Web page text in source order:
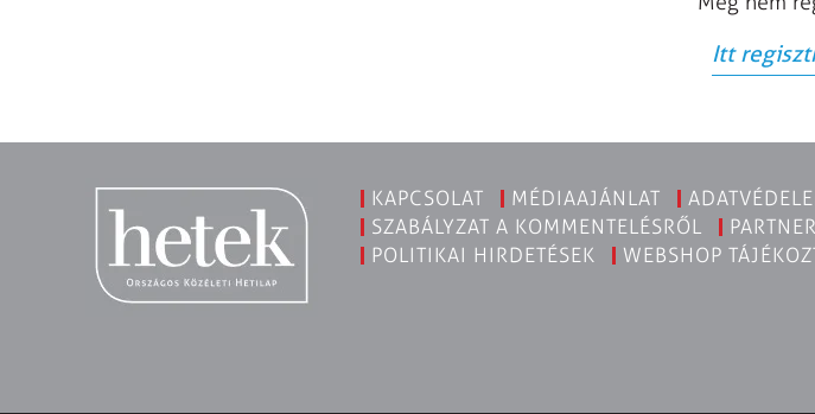
Itt
KAPCSOLAT MÉDIAAJÁNLAT
SZABÁLYZAT A KOMMENTELÉSRŐL
POLITIKAI HIRDETÉSEK
WEBSHOP